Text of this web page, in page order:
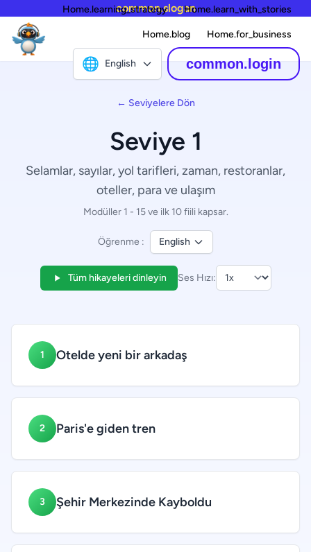
common.slogan
Home.learning_strategy Home.learn_with_stories
Home.blog Home.for_business
🌐 English common.login
← Seviyelere Dön
Seviye 1
Selamlar, sayılar, yol tarifleri, zaman, restoranlar,
oteller, para ve ulaşım
Modüller 1 - 15 ve ilk 10 fiili kapsar.
Öğrenme : English
Tüm hikayeleri dinleyin Ses Hızı:
1 Otelde yeni bir arkadaş
2 Paris'e giden tren
3 Şehir Merkezinde Kayboldu